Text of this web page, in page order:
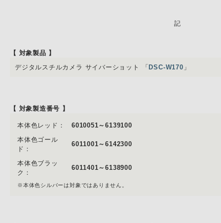
記
【 対象製品 】
デジタルスチルカメラ サイバーショット 「 DSC-W170 」
【 対象製造番号 】
本体色レッド：
6010051～6139100
本体色ゴール
ド：
6011001～6142300
本体色ブラッ
ク：
6011401～6138900
※本体色シルバーは対象ではありません。